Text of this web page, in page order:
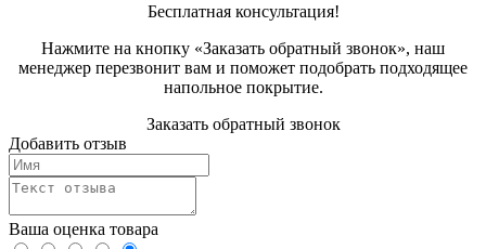
Бесплатная консультация!
Нажмите на кнопку «Заказать обратный звонок», наш
менеджер перезвонит вам и поможет подобрать подходящее
напольное покрытие.
Заказать обратный звонок
Добавить отзыв
Ваша оценка товара